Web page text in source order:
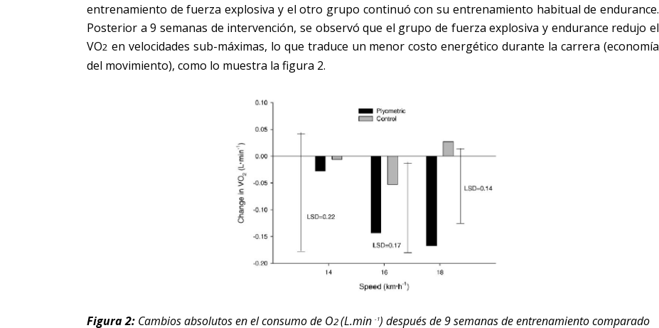
entrenamiento de fuerza explosiva y el otro grupo continuó con su entrenamiento habitual de endurance.
Posterior a 9 semanas de intervención, se observó que el grupo de fuerza explosiva y endurance redujo el
VO2 en velocidades sub-máximas, lo que traduce un menor costo energético durante la carrera (economía
del movimiento), como lo muestra la figura 2.
Figura 2: Cambios absolutos en el consumo de O2(L.min -1) después de 9 semanas de entrenamiento comparado